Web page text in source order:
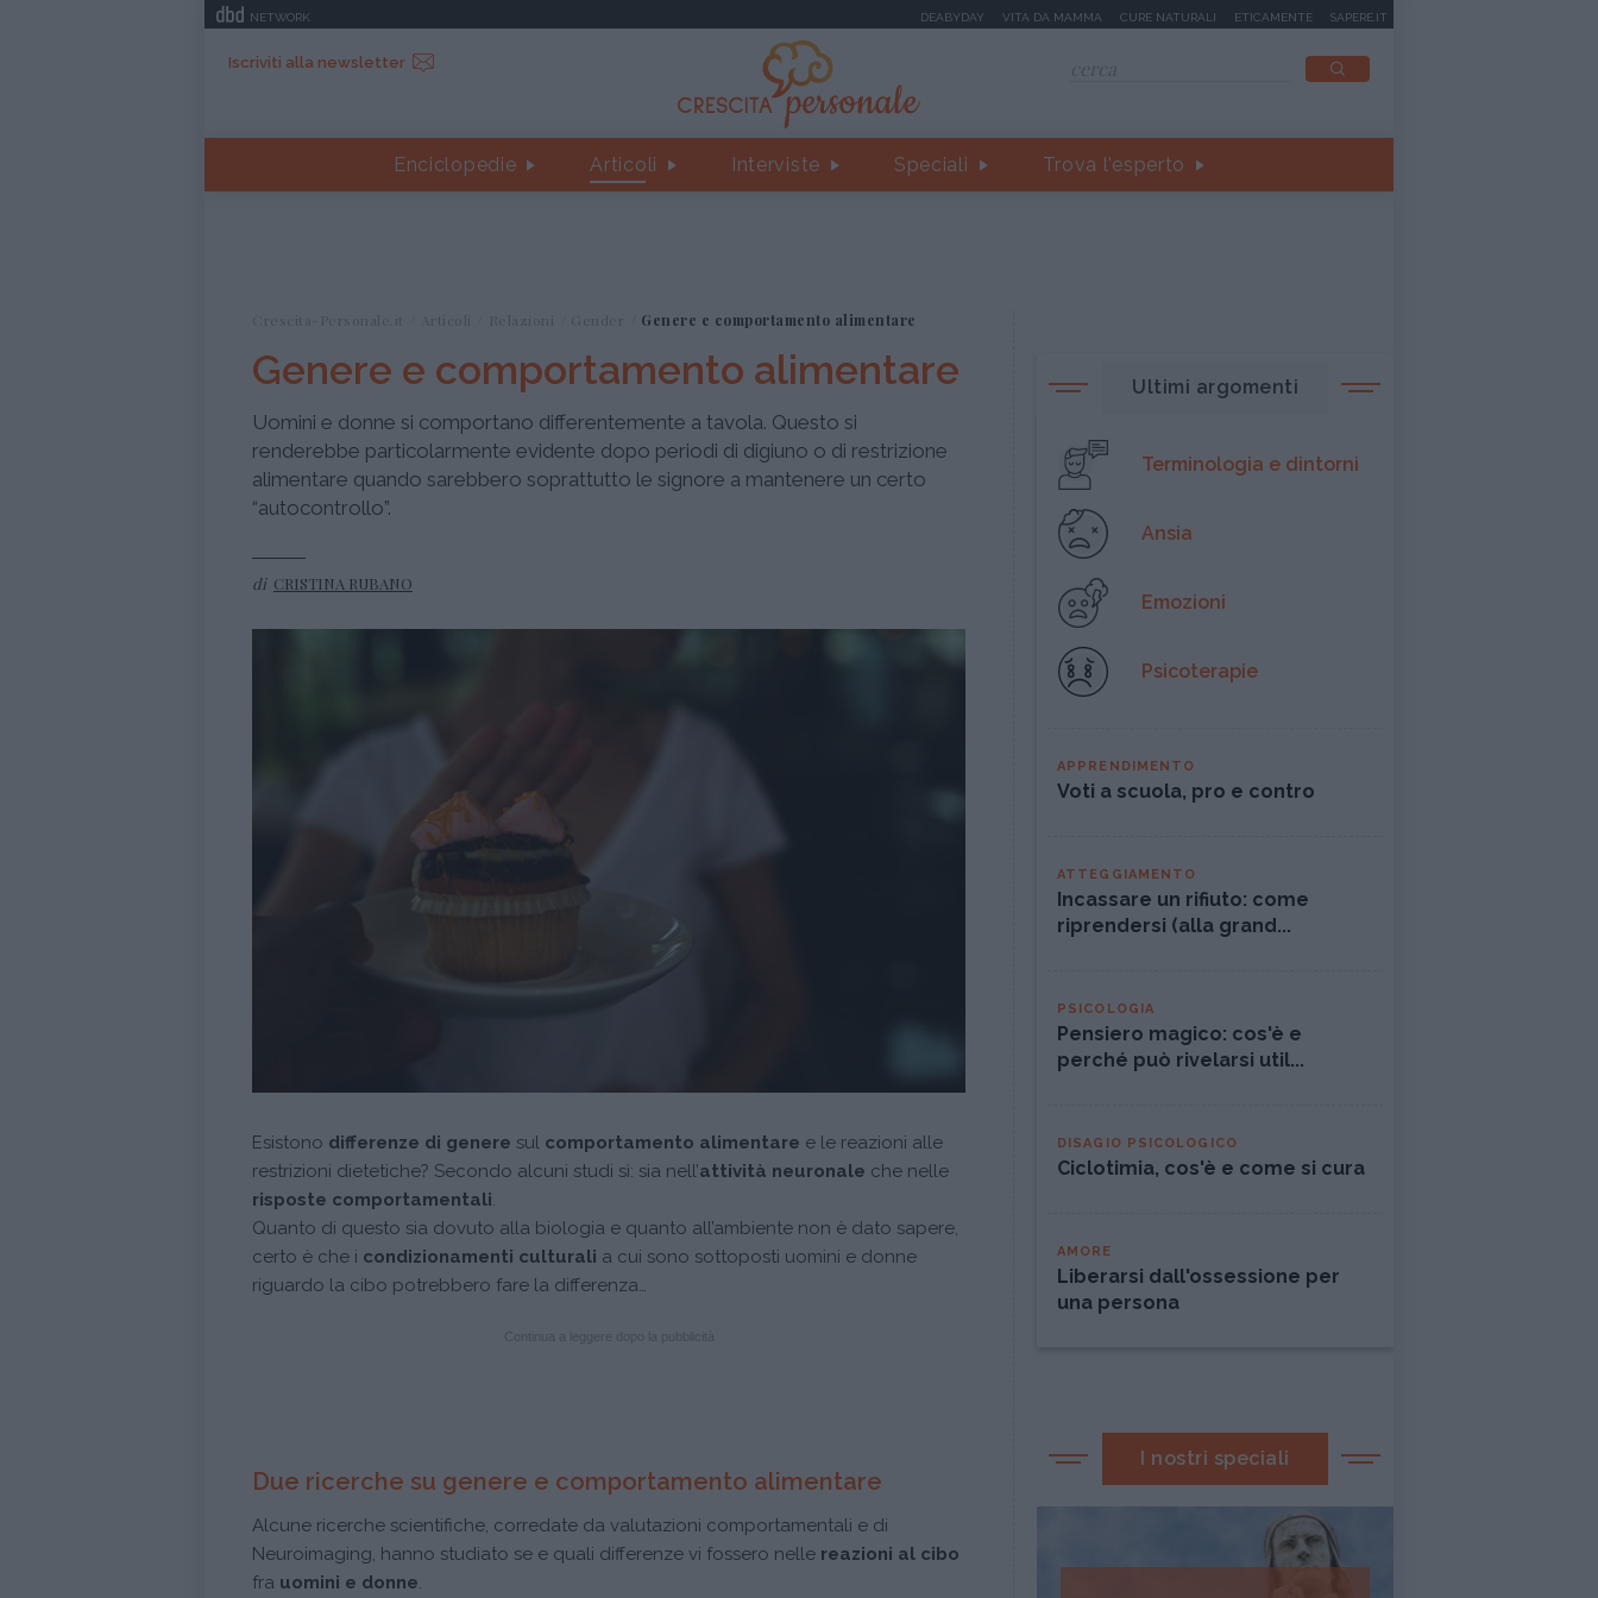
NETWORK DEABYDAY VITA DA MAMMA CURE NATURALI ETICAMENTE SAPERE.IT
Iscriviti alla newsletter
Enciclopedie Articoli Interviste Speciali Trova l'esperto
Genere e comportamento alimentare
Genere e comportamento alimentare
Uomini e donne si comportano differentemente a tavola. Questo si
renderebbe particolarmente evidente dopo periodi di digiuno o di restrizione
alimentare quando sarebbero soprattutto le signore a mantenere un certo
“autocontrollo”.
di CRISTINA RUBANO
Esistono differenze di genere sul comportamento alimentare e le reazioni alle
restrizioni dietetiche? Secondo alcuni studi sì: sia nell’attività neuronale che nelle
risposte comportamentali.
Quanto di questo sia dovuto alla biologia e quanto all’ambiente non è dato sapere,
certo è che i condizionamenti culturali a cui sono sottoposti uomini e donne
riguardo la cibo potrebbero fare la differenza…
Due ricerche su genere e comportamento alimentare
Alcune ricerche scientifiche, corredate da valutazioni comportamentali e di
Neuroimaging, hanno studiato se e quali differenze vi fossero nelle reazioni al cibo
fra uomini e donne.
Ultimi argomenti
Terminologia e dintorni
Ansia
Emozioni
Psicoterapie
APPRENDIMENTO
Voti a scuola, pro e contro
ATTEGGIAMENTO
Incassare un rifiuto: come
riprendersi (alla grand...
PSICOLOGIA
Pensiero magico: cos'è e
perché può rivelarsi util...
DISAGIO PSICOLOGICO
Ciclotimia, cos'è e come si cura
AMORE
Liberarsi dall'ossessione per
una persona
I nostri speciali